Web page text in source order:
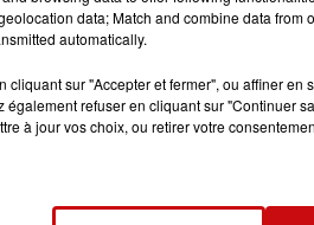
des aliments déposés pendant
est poursuivi pour
beaucoup de victimes
du jeu vidéo. Le procès est
data; Match and combine data
automatically.
cliquant sur "Accepter et fermer", ou affiner
également refuser en cliquant sur "Continuer
à jour vos choix, ou retirer votre